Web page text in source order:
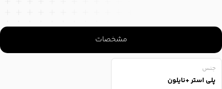
مشخصات
جنس
پلی استر +نایلون